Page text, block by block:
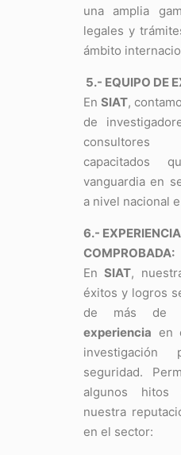
una amplia
legales y
ámbito
5.- EQUIPO DE
En SIAT,
de
capacitados
vanguardia en
a nivel nacional
6.- EXPERIENCIA
COMPROBADA:
EnSIAT,
éxitos y logros
de más de
experiencia en
seguridad.
algunos hitos
nuestra
en el sector: